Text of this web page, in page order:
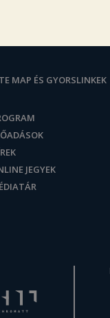
MAP ÉS GYORSLINKEK
JEGYEK